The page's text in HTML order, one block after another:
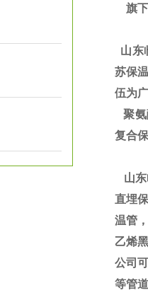
旗下
山东
苏保
伍为
聚氨
复合
山东
直埋
温管
乙烯
公司
等管